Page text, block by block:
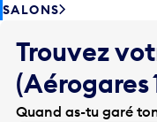
SALONS
Trouvez
(Aérogares
Quand as-tu garé